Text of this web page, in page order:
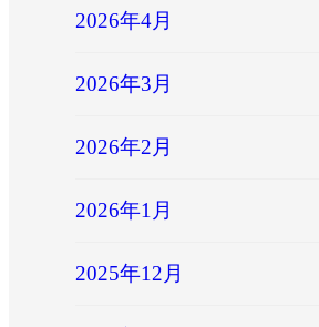
2026年4月
2026年3月
2026年2月
2026年1月
2025年12月